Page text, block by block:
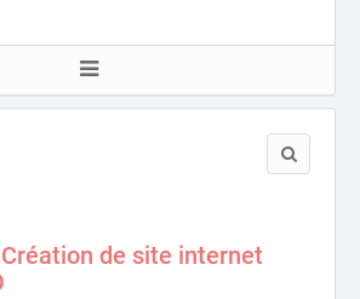
de site internet